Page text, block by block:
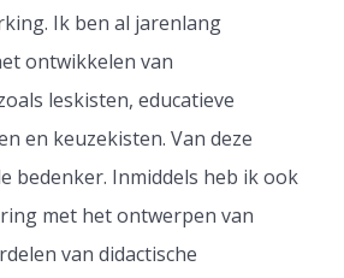
Ik ben al jarenlang
ontwikkelen van
leskisten, educatieve
en keuzekisten. Van deze
bedenker. Inmiddels heb ik ook
met het ontwerpen van
van didactische